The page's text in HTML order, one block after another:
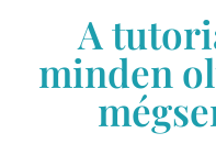
A
minden